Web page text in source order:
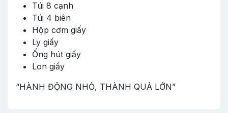
Túi 8 cạnh
Túi 4 biên
Hộp cơm giấy
Ly giấy
Ống hút giấy
Lon giấy
“HÀNH ĐỘNG NHỎ, THÀNH QUẢ LỚN”